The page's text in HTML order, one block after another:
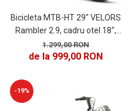
Bicicleta MTB-HT 29" VELORS
Rambler 2.9, cadru otel 18",
manete secventiale, frane disc, 21
viteze, bej/negru
1.299,00 RON
de la 999,00 RON
-19%